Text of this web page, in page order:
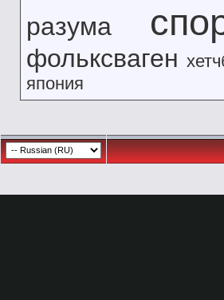
разума
фольксваген
япония